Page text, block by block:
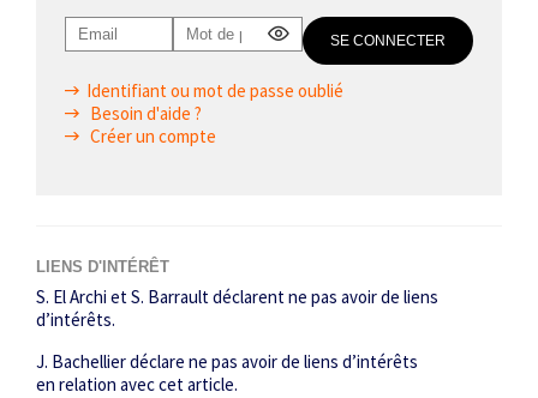
Identifiant ou mot de passe oublié
Besoin d'aide ?
Créer un compte
LIENS D'INTÉRÊT
S. El Archi et S. Barrault déclarent ne pas avoir de liens
d’intérêts.
J. Bachellier déclare ne pas avoir de liens d’intérêts
en relation avec cet article.